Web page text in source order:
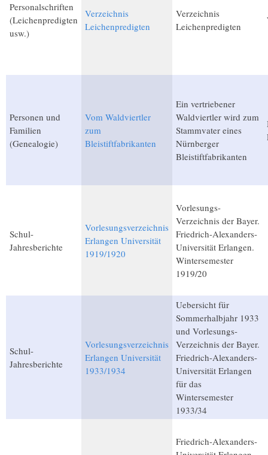
Personalschriften
(Leichenpredigten
usw.)
Verzeichnis
Leichenpredigten
Verzeichnis
Leichenpredigten
Personen und
Familien
(Genealogie)
Vom Waldviertler
zum
Bleistiftfabrikanten
Ein vertriebener
Waldviertler wird zum
Stammvater eines
Nürnberger
Bleistiftfabrikanten
Schul-
Jahresberichte
Vorlesungsverzeichnis
Erlangen Universität
1919/1920
Vorlesungs-
Verzeichnis der Bayer.
Friedrich-Alexanders-
Universität Erlangen.
Wintersemester
1919/20
Schul-
Jahresberichte
Vorlesungsverzeichnis
Erlangen Universität
1933/1934
Uebersicht für
Sommerhalbjahr 1933
und Vorlesungs-
Verzeichnis der Bayer.
Friedrich-Alexanders-
Universität Erlangen
für das
Wintersemester
1933/34
Friedrich-Alexanders-